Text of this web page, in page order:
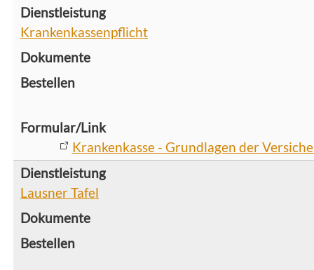
Krankenkassenpflicht
Krankenkasse - Grundlagen der
Lausner Tafel